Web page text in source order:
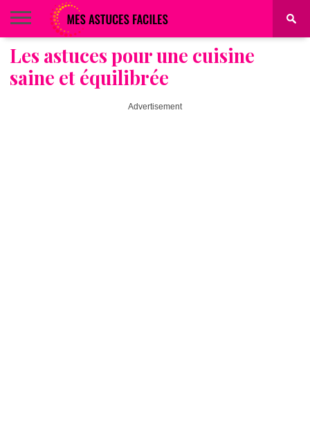
BEAUTÉ
COIFFURE
ALIMENTATION
MAQUILLAGE
MAISON
Les astuces pour une cuisine
saine et équilibrée
Advertisement